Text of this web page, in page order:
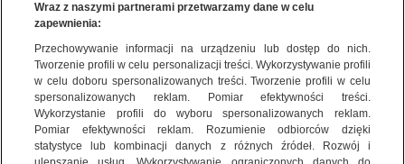
W 2014 r. pracownicy misji humanitarnych w
krajach, w których toczą się wojny i konflikty
zbrojne zostali zaatakowani 190 razy. Łącznie
zaatakowano 329 osób, z których każda zginęła,
została ranna lub padła ofiarą porwania - podała
organizacja Humanitarian Outcomes, która
przygotowała raport w tej sprawie.
Wraz z naszymi partnerami przetwarzamy dane w celu
zapewnienia:
Przechowywanie informacji na urządzeniu lub dostęp do nich.
Tworzenie profili w celu personalizacji treści. Wykorzystywanie profili
w celu doboru spersonalizowanych treści. Tworzenie profili w celu
spersonalizowanych reklam. Pomiar efektywności treści.
Wykorzystanie profili do wyboru spersonalizowanych reklam.
Pomiar efektywności reklam. Rozumienie odbiorców dzięki
statystyce lub kombinacji danych z różnych źródeł. Rozwój i